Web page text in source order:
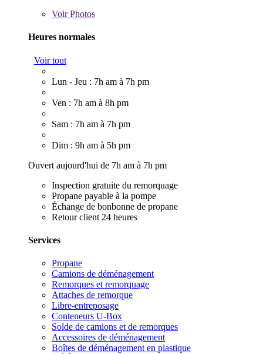
VoirPhotos
Heures normales
Voir tout
Lun - Jeu : 7h am à 7h pm
Ven : 7h am à 8h pm
Sam : 7h am à 7h pm
Dim : 9h am à 5h pm
Ouvert aujourd'hui de 7h am à 7h pm
Inspection gratuite du remorquage
Propane payable à la pompe
Échange de bonbonne de propane
Retour client 24 heures
Services
Propane
Camions de déménagement
Remorques et remorquage
Attaches de remorque
Libre-entreposage
Conteneurs U-Box
Solde de camions et de remorques
Accessoires de déménagement
Boîtes de déménagement en plastique